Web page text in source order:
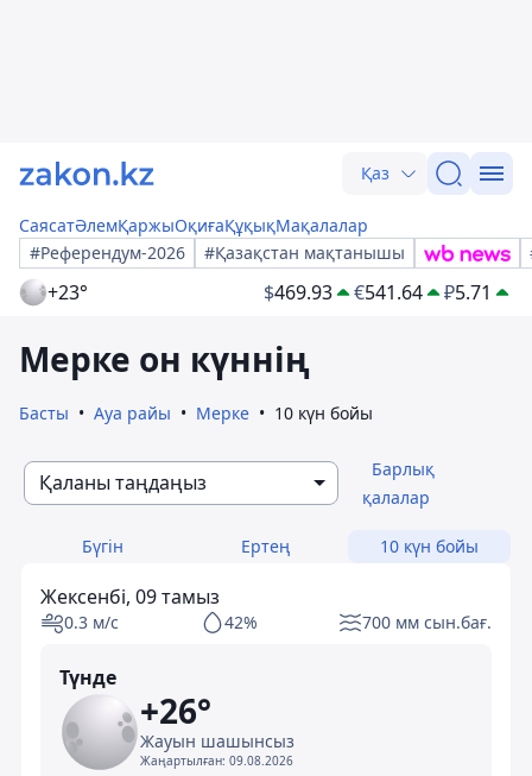
Қаз
СаясатӘлемҚаржыОқиғаҚұқықМақалалар
#Референдум-2026
#Қазақстан мақтанышы
+23° $469.93 €541.64 ₽5.71
Мерке он күннің
Басты Ауа райы Мерке 10 күн бойы
Қаланы таңдаңыз
Барлық
қалалар
Бүгін Ертең 10 күн бойы
Жексенбі, 09 тамыз
0.3 м/с 42% 700 мм сын.бағ.
Түнде
+26°
Жауын шашынсыз
Жаңартылған: 09.08.2026